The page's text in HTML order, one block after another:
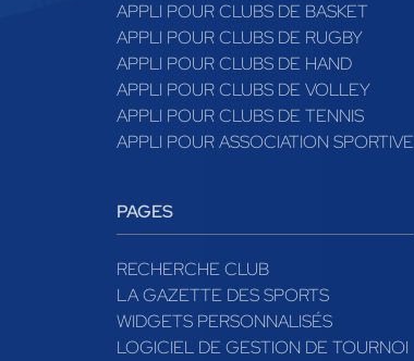
APPLI POUR CLUBS DE BASKET
APPLI POUR CLUBS DE RUGBY
APPLI POUR CLUBS DE HAND
APPLI POUR CLUBS DE VOLLEY
APPLI POUR CLUBS DE TENNIS
APPLI POUR ASSOCIATION SPORTIVE
PAGES
RECHERCHE CLUB
LA GAZETTE DES SPORTS
WIDGETS PERSONNALISÉS
LOGICIEL DE GESTION DE TOURNOI